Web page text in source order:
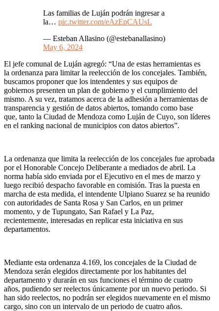
Las familias de Luján podrán ingresar a
la… pic.twitter.com/eAzEpCAUsL
— Esteban Allasino (@estebanallasino)
May 6, 2024
El jefe comunal de Luján agregó: “Una de estas herramientas es
la ordenanza para limitar la reelección de los concejales. También,
buscamos proponer que los intendentes y sus equipos de
gobiernos presenten un plan de gobierno y el cumplimiento del
mismo. A su vez, tratamos acerca de la adhesión a herramientas de
transparencia y gestión de datos abiertos, tomando como base
que, tanto la Ciudad de Mendoza como Luján de Cuyo, son líderes
en el ranking nacional de municipios con datos abiertos”.
La ordenanza que limita la reelección de los concejales fue aprobada
por el Honorable Concejo Deliberante a mediados de abril. La
norma había sido enviada por el Ejecutivo en el mes de marzo y
luego recibió despacho favorable en comisión. Tras la puesta en
marcha de esta medida, el intendente Ulpiano Suarez se ha reunido
con autoridades de Santa Rosa y San Carlos, en un primer
momento, y de Tupungato, San Rafael y La Paz,
recientemente, interesadas en replicar esta iniciativa en sus
departamentos.
Mediante esta ordenanza 4.169, los concejales de la Ciudad de
Mendoza serán elegidos directamente por los habitantes del
departamento y durarán en sus funciones el término de cuatro
años, pudiendo ser reelectos únicamente por un nuevo periodo. Si
han sido reelectos, no podrán ser elegidos nuevamente en el mismo
cargo, sino con un intervalo de un periodo de cuatro años.